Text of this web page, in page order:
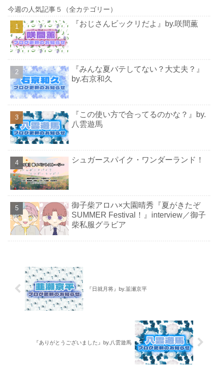
今週の人気記事５（全カテゴリー）
『おじさんビックリだよ』by.咲間薫
『みんな夏バテしてない？大丈夫？』
by.右京和久
『この使い方で合ってるのかな？』by.
八雲遊馬
シュガースパイク・ワンダーランド！
御子柴アロハ×大園晴秀『夏がきたぞ
SUMMER Festival！』interview／御子
柴私服グラビア
『日就月将』by.韮瀬京平
『ありがとうございました』by.八雲遊馬